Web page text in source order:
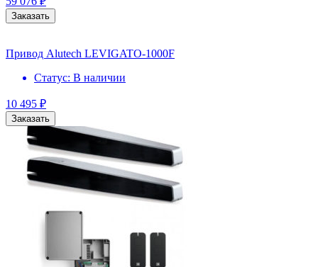
Заказать
Привод Alutech LEVIGATO-1000F
Статус: В наличии
10 495 ₽
Заказать